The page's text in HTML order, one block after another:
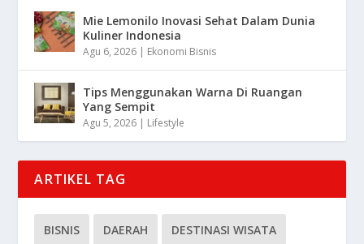
Mie Lemonilo Inovasi Sehat Dalam Dunia
Kuliner Indonesia
Agu 6, 2026 | Ekonomi Bisnis
Tips Menggunakan Warna Di Ruangan
Yang Sempit
Agu 5, 2026 | Lifestyle
ARTIKEL TAG
BISNIS DAERAH DESTINASI WISATA